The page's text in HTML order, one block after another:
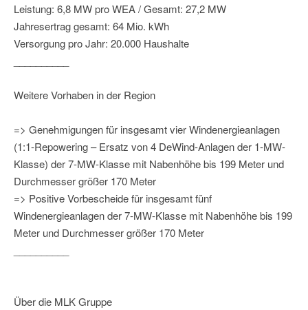
Leistung: 6,8 MW pro WEA / Gesamt: 27,2 MW
Jahresertrag gesamt: 64 Mio. kWh
Versorgung pro Jahr: 20.000 Haushalte
Weitere Vorhaben in der Region
=> Genehmigungen für insgesamt vier Windenergieanlagen
(1:1-Repowering – Ersatz von 4 DeWind-Anlagen der 1-MW-
Klasse) der 7-MW-Klasse mit Nabenhöhe bis 199 Meter und
Durchmesser größer 170 Meter
=> Positive Vorbescheide für insgesamt fünf
Windenergieanlagen der 7-MW-Klasse mit Nabenhöhe bis 199
Meter und Durchmesser größer 170 Meter
Über die MLK Gruppe